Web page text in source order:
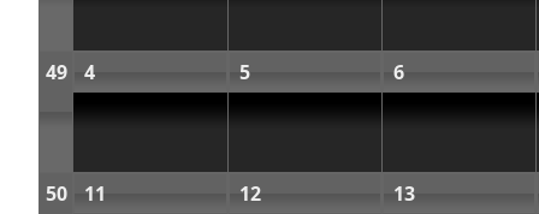
49 4 5 6
50 11 12 13